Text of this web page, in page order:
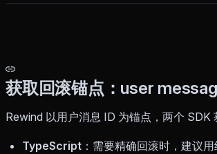
获取回滚锚点：user
Rewind 以用户消息 ID 为锚点，两个 SDK
TypeScript ：需要精确回滚时，建议